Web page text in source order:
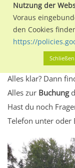
aktuelle
kannst du dich
Standort, seine
eventuelle
Werbeinhalten
Alles klar? Dann
Alles zur Buchung
Hast du noch
Telefon unter oder
Nutzung der
Voraus
den Cookies
https://
Schließen